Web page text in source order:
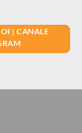
| CANALE